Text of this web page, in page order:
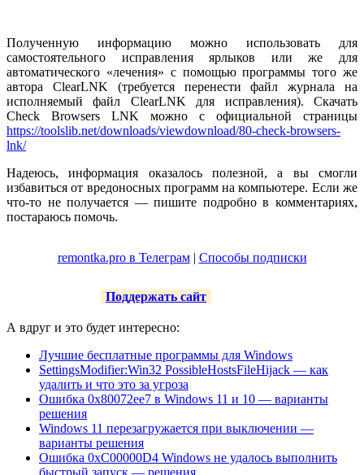
Полученную информацию можно использовать для
самостоятельного исправления ярлыков или же для
автоматического «лечения» с помощью программы того же
автора ClearLNK (требуется перенести файл журнала на
исполняемый файл ClearLNK для исправления). Скачать
Check Browsers LNK можно с официальной страницы
https://toolslib.net/downloads/viewdownload/80-check-browsers-
lnk/
Надеюсь, информация оказалось полезной, а вы смогли
избавиться от вредоносных программ на компьютере. Если же
что-то не получается — пишите подробно в комментариях,
постараюсь помочь.
remontka.pro в Телеграм| Способы подписки
Поддержать сайт
А вдруг и это будет интересно:
Лучшие бесплатные программы для Windows
SettingsModifier:Win32 PossibleHostsFileHijack — как
удалить и что это за угроза
Ошибка 0x80072ee7 в Windows 11 и 10 — варианты
решения
Windows 11 перезагружается при выключении —
варианты решения
Ошибка 0xC00000D4 Windows не удалось выполнить